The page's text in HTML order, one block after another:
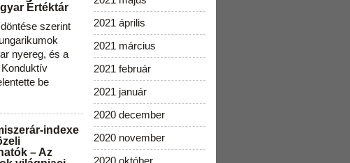
Értéktár
szerint
nyereg, és a
be
indexe
– Az
2021 április
2021 március
2021 február
2021 január
2020 december
2020 november
2020 október